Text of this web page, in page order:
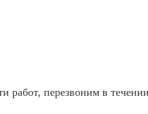
работ, перезвоним в